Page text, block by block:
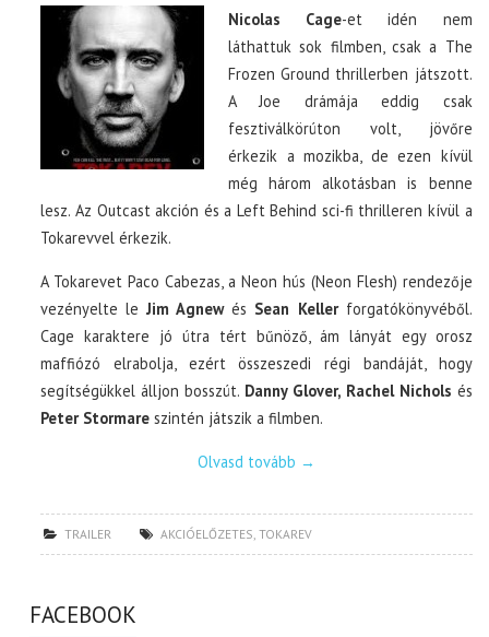
Nicolas Cage-et idén nem
láthattuk sok filmben, csak a The
Frozen Ground thrillerben játszott.
A Joe drámája eddig csak
fesztiválkörúton volt, jövőre
érkezik a mozikba, de ezen kívül
még három alkotásban is benne
lesz. Az Outcast akción és a Left Behind sci-fi thrilleren kívül a
Tokarevvel érkezik.
A Tokarevet Paco Cabezas, a Neon hús (Neon Flesh) rendezője
vezényelte le Jim Agnewés Sean Kellerforgatókönyvéből.
Cage karaktere jó útra tért bűnöző, ám lányát egy orosz
maffiózó elrabolja, ezért összeszedi régi bandáját, hogy
segítségükkel álljon bosszút. Danny Glover, Rachel Nichols és
Peter Stormare szintén játszik a filmben.
Olvasd tovább →
TRAILER AKCIÓELŐZETES ,TOKAREV
FACEBOOK